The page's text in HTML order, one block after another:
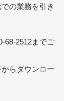
の業務を引き
68-2512までご
らダウンロー